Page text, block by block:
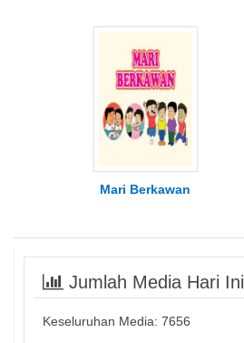
Mari Berkawan
Jumlah Media Hari Ini
Keseluruhan Media: 7656